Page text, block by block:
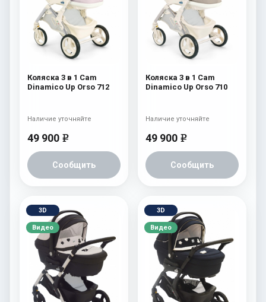
Коляска 3 в 1 Cam
Dinamico Up Orso 712
49 900 e
Сообщить
Наличие уточняйте
Коляска 3 в 1 Cam
Dinamico Up Orso 710
49 900 e
Сообщить
Наличие уточняйте
3D
Видео
3D
Видео